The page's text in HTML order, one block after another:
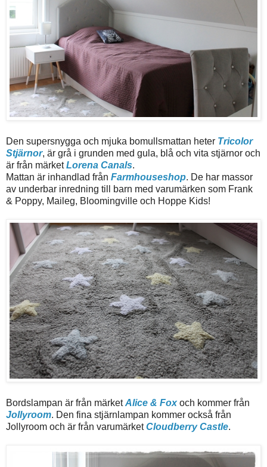
Den supersnygga och mjuka bomullsmattan heter Tricolor
Stjärnor, är grå i grunden med gula, blå och vita stjärnor och
är från märketLorena Canals.
Mattan är inhandlad från Farmhouseshop. De har massor
av underbar inredning till barn med varumärken som Frank
& Poppy, Maileg, Bloomingville och Hoppe Kids!
Bordslampan är från märketAlice & Foxoch kommer från
Jollyroom. Den fina stjärnlampan kommer också från
Jollyroom och är från varumärketCloudberry Castle.